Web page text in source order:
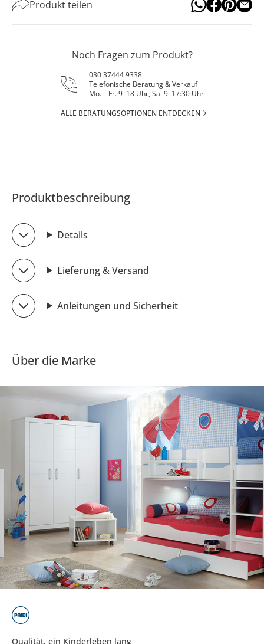
Produkt teilen
Noch Fragen zum Produkt?
030 37444 9338
Telefonische Beratung & Verkauf
Mo. – Fr. 9–18 Uhr, Sa. 9–17:30 Uhr
ALLE BERATUNGSOPTIONEN ENTDECKEN
Produktbeschreibung
Details
Lieferung & Versand
Anleitungen und Sicherheit
Über die Marke
Qualität, ein Kinderleben lang